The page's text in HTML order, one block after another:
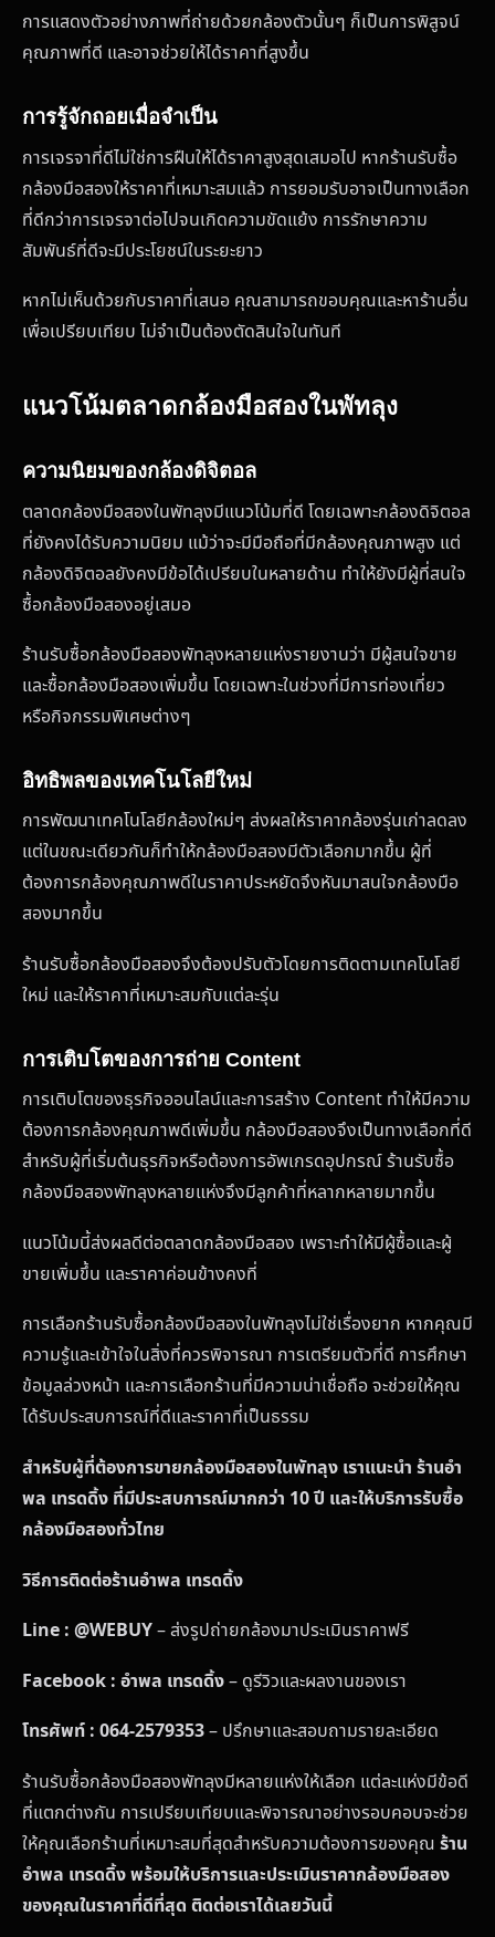
การแสดงตัวอย่างภาพที่ถ่ายด้วยกล้องตัวนั้นๆ ก็เป็นการพิสูจน์
คุณภาพที่ดี และอาจช่วยให้ได้ราคาที่สูงขึ้น
การรู้จักถอยเมื่อจำเป็น
การเจรจาที่ดีไม่ใช่การฝืนให้ได้ราคาสูงสุดเสมอไป หากร้านรับซื้อ
กล้องมือสองให้ราคาที่เหมาะสมแล้ว การยอมรับอาจเป็นทางเลือก
ที่ดีกว่าการเจรจาต่อไปจนเกิดความขัดแย้ง การรักษาความ
สัมพันธ์ที่ดีจะมีประโยชน์ในระยะยาว
หากไม่เห็นด้วยกับราคาที่เสนอ คุณสามารถขอบคุณและหาร้านอื่น
เพื่อเปรียบเทียบ ไม่จำเป็นต้องตัดสินใจในทันที
แนวโน้มตลาดกล้องมือสองในพัทลุง
ความนิยมของกล้องดิจิตอล
ตลาดกล้องมือสองในพัทลุงมีแนวโน้มที่ดี โดยเฉพาะกล้องดิจิตอล
ที่ยังคงได้รับความนิยม แม้ว่าจะมีมือถือที่มีกล้องคุณภาพสูง แต่
กล้องดิจิตอลยังคงมีข้อได้เปรียบในหลายด้าน ทำให้ยังมีผู้ที่สนใจ
ซื้อกล้องมือสองอยู่เสมอ
ร้านรับซื้อกล้องมือสองพัทลุงหลายแห่งรายงานว่า มีผู้สนใจขาย
และซื้อกล้องมือสองเพิ่มขึ้น โดยเฉพาะในช่วงที่มีการท่องเที่ยว
หรือกิจกรรมพิเศษต่างๆ
อิทธิพลของเทคโนโลยีใหม่
การพัฒนาเทคโนโลยีกล้องใหม่ๆ ส่งผลให้ราคากล้องรุ่นเก่าลดลง
แต่ในขณะเดียวกันก็ทำให้กล้องมือสองมีตัวเลือกมากขึ้น ผู้ที่
ต้องการกล้องคุณภาพดีในราคาประหยัดจึงหันมาสนใจกล้องมือ
สองมากขึ้น
ร้านรับซื้อกล้องมือสองจึงต้องปรับตัวโดยการติดตามเทคโนโลยี
ใหม่ และให้ราคาที่เหมาะสมกับแต่ละรุ่น
การเติบโตของการถ่าย Content
การเติบโตของธุรกิจออนไลน์และการสร้าง Content ทำให้มีความ
ต้องการกล้องคุณภาพดีเพิ่มขึ้น กล้องมือสองจึงเป็นทางเลือกที่ดี
สำหรับผู้ที่เริ่มต้นธุรกิจหรือต้องการอัพเกรดอุปกรณ์ ร้านรับซื้อ
กล้องมือสองพัทลุงหลายแห่งจึงมีลูกค้าที่หลากหลายมากขึ้น
แนวโน้มนี้ส่งผลดีต่อตลาดกล้องมือสอง เพราะทำให้มีผู้ซื้อและผู้
ขายเพิ่มขึ้น และราคาค่อนข้างคงที่
การเลือกร้านรับซื้อกล้องมือสองในพัทลุงไม่ใช่เรื่องยาก หากคุณมี
ความรู้และเข้าใจในสิ่งที่ควรพิจารณา การเตรียมตัวที่ดี การศึกษา
ข้อมูลล่วงหน้า และการเลือกร้านที่มีความน่าเชื่อถือ จะช่วยให้คุณ
ได้รับประสบการณ์ที่ดีและราคาที่เป็นธรรม
สำหรับผู้ที่ต้องการขายกล้องมือสองในพัทลุง เราแนะนำ ร้านอำ
พล เทรดดิ้ง ที่มีประสบการณ์มากกว่า 10 ปี และให้บริการรับซื้อ
กล้องมือสองทั่วไทย
วิธีการติดต่อร้านอำพล เทรดดิ้ง
Line : @WEBUY– ส่งรูปถ่ายกล้องมาประเมินราคาฟรี
Facebook : อำพล เทรดดิ้ง– ดูรีวิวและผลงานของเรา
โทรศัพท์ : 064-2579353– ปรึกษาและสอบถามรายละเอียด
ร้านรับซื้อกล้องมือสองพัทลุงมีหลายแห่งให้เลือก แต่ละแห่งมีข้อดี
ที่แตกต่างกัน การเปรียบเทียบและพิจารณาอย่างรอบคอบจะช่วย
ให้คุณเลือกร้านที่เหมาะสมที่สุดสำหรับความต้องการของคุณ ร้าน
อำพล เทรดดิ้ง พร้อมให้บริการและประเมินราคากล้องมือสอง
ของคุณในราคาที่ดีที่สุด ติดต่อเราได้เลยวันนี้